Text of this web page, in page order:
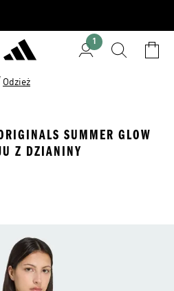
1
Odzież
SUMMER GLOW
Z DZIANINY